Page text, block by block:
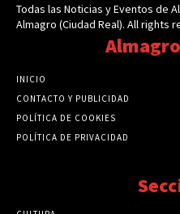
Todas las Noticias y Eventos de
Almagro (Ciudad Real). All rights
INICIO
CONTACTO Y PUBLICIDAD
POLÍTICA DE COOKIES
POLÍTICA DE PRIVACIDAD